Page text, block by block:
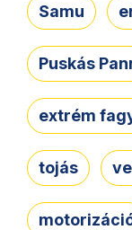
Samu
Puskás
extrém
tojás